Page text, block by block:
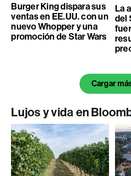
Burger King dispara sus
ventas en EE.UU. con un
nuevo Whopper y una
promoción de Star Wars
La
del
Cargar
Lujos y vida en